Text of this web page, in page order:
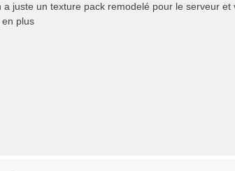
juste un texture pack remodelé pour le serveur
plus